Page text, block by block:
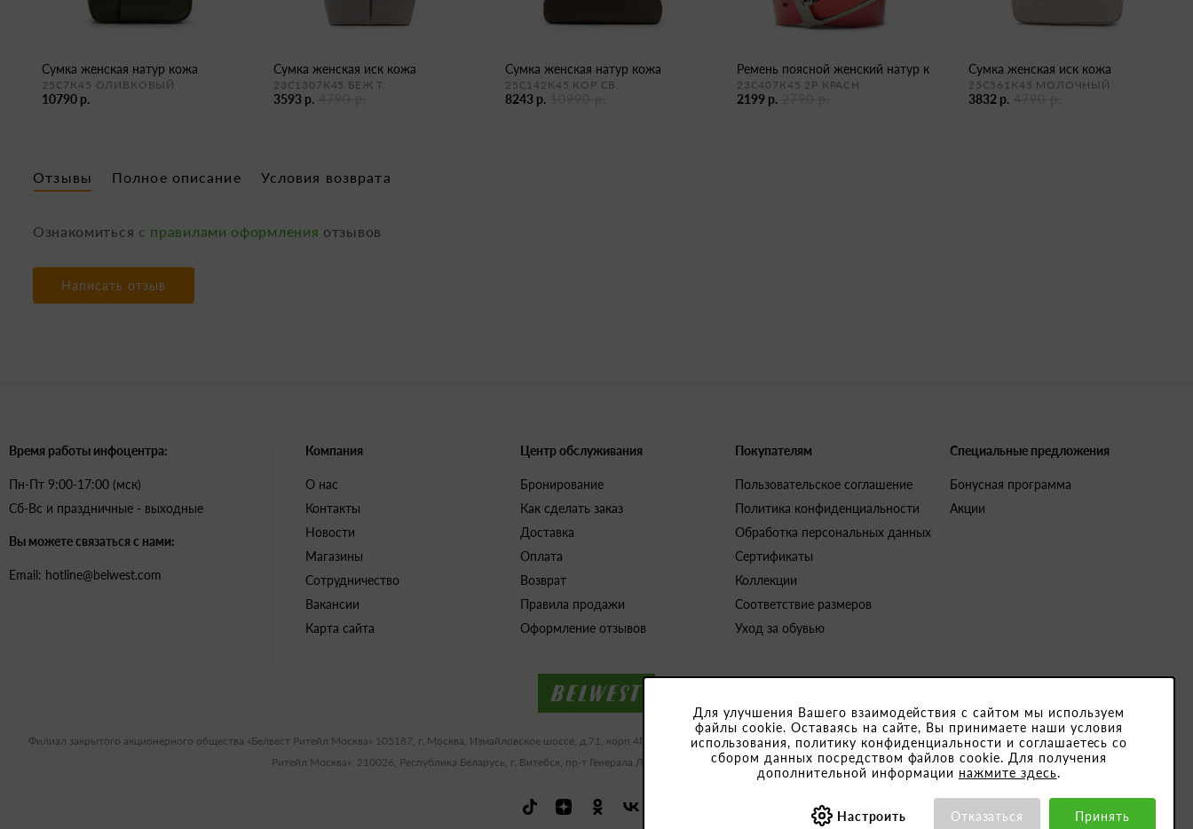
Для улучшения Вашего взаимодействия с сайтом мы используем
файлы cookie. Оставаясь на сайте, Вы принимаете наши условия
использования, политику конфиденциальности и соглашаетесь со
сбором данных посредством файлов cookie. Для получения
дополнительной информации нажмите здесь.
Настроить Отказаться Принять
сумка женская натур кожа
25С7К45 ОЛИВКОВЫЙ
10790 р.
сумка женская иск кожа
23С1307К45 БЕЖ Т.
3593 р.
сумка женская натур кожа
25С142К45 КОР СВ.
8243 р.
ремень поясной женский натур к
23С407К45 2Р КРАСН
2199 р.
сумка женская иск кожа
25С561К45 МОЛОЧНЫЙ
3832 р.
Отзывы Полное описание Условия возврата
Ознакомиться с правилами оформления отзывов
Написать отзыв
Время работы инфоцентра:
Пн-Пт 9:00-17:00 (мск)
Сб-Вс и праздничные - выходные
Вы можете связаться с нами:
Email: hotline@belwest.com
Компания
О нас
Контакты
Новости
Магазины
Сотрудничество
Вакансии
Карта сайта
Центр обслуживания
Бронирование
Как сделать заказ
Доставка
Оплата
Возврат
Правила продажи
Оформление отзывов
Покупателям
Пользовательское соглашение
Политика конфиденциальности
Обработка персональных данных
Сертификаты
Коллекции
Соответствие размеров
Уход за обувью
Специальные предложения
Бонусная программа
Акции
Филиал закрытого акционерного общества «Белвест Ритейл Москва» 105187, г. Москва, Измайловское шоссе, д.71, корп 4Г-Д ИНН/КПП 9909483591/774791001. Юридический адрес закрытого акционерного общества «Белвест
Ритейл Москва»: 210026, Республика Беларусь, г. Витебск, пр-т Генерала Людникова, 10-1, УНП 391815189, ОКПО 501066892000